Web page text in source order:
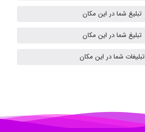
تبلیغ شما در این مکان
تبلیغ شما در این مکان
تبلیغات شما در این مکان